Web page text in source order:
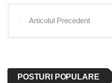
Articolul Precedent
POSTURI POPULARE